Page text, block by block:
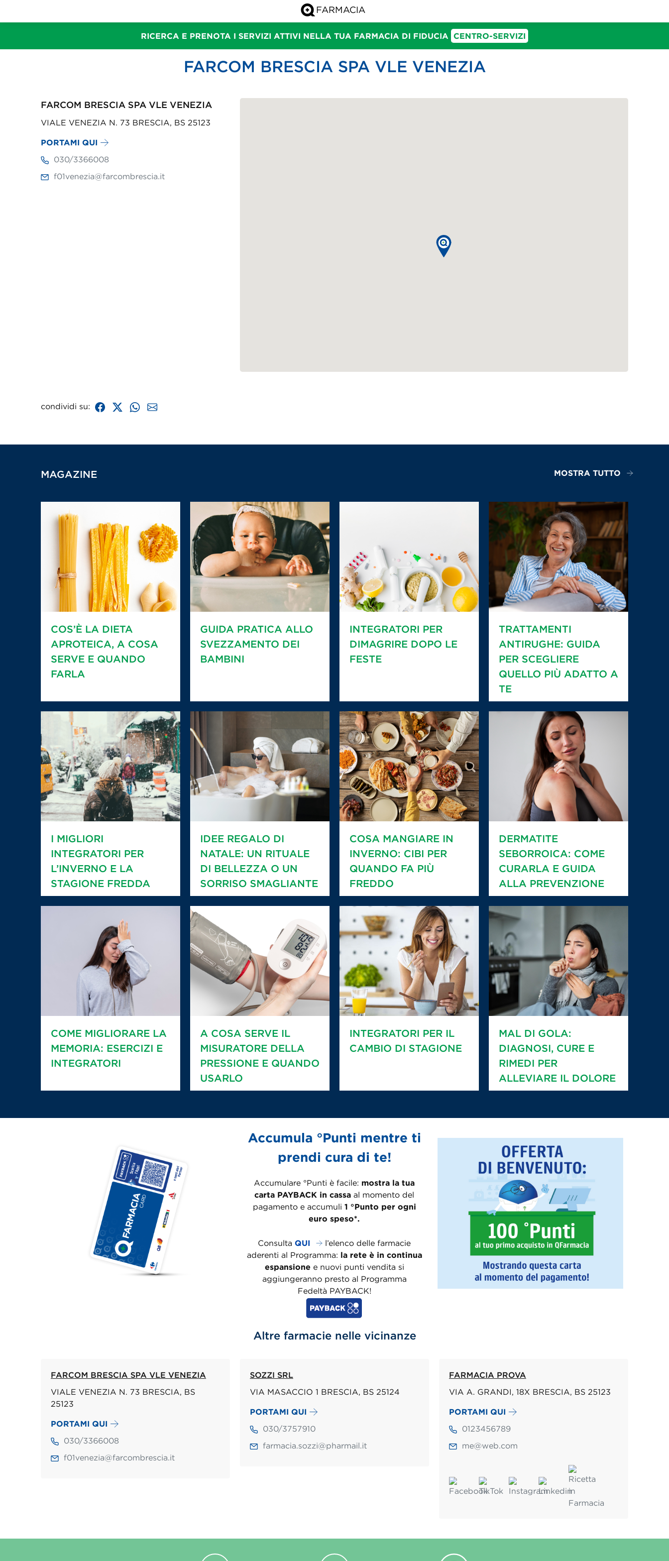
RICERCA E PRENOTA I SERVIZI ATTIVI NELLA TUA FARMACIA DI FIDUCIA CENTRO-SERVIZI
FARCOM BRESCIA SPA VLE VENEZIA
FARCOM BRESCIA SPA VLE VENEZIA
VIALE VENEZIA N. 73 BRESCIA, BS 25123
PORTAMI QUI
030/3366008
f01venezia@farcombrescia.it
condividi su:
MAGAZINE MOSTRA TUTTO
COS’È LA DIETA
APROTEICA, A COSA
SERVE E QUANDO
FARLA
GUIDA PRATICA ALLO
SVEZZAMENTO DEI
BAMBINI
INTEGRATORI PER
DIMAGRIRE DOPO LE
FESTE
TRATTAMENTI
ANTIRUGHE: GUIDA
PER SCEGLIERE
QUELLO PIÙ ADATTO A
TE
I MIGLIORI
INTEGRATORI PER
L’INVERNO E LA
STAGIONE FREDDA
IDEE REGALO DI
NATALE: UN RITUALE
DI BELLEZZA O UN
SORRISO SMAGLIANTE
COSA MANGIARE IN
INVERNO: CIBI PER
QUANDO FA PIÙ
FREDDO
DERMATITE
SEBORROICA: COME
CURARLA E GUIDA
ALLA PREVENZIONE
COME MIGLIORARE LA
MEMORIA: ESERCIZI E
INTEGRATORI
A COSA SERVE IL
MISURATORE DELLA
PRESSIONE E QUANDO
USARLO
INTEGRATORI PER IL
CAMBIO DI STAGIONE
MAL DI GOLA:
DIAGNOSI, CURE E
RIMEDI PER
ALLEVIARE IL DOLORE
Accumula °Punti mentre ti
prendi cura di te!
Accumulare °Punti è facile: mostra la tua
carta PAYBACK in cassa al momento del
pagamento e accumuli 1 °Punto per ogni
euro speso*.
ConsultaQUI
l’elenco delle farmacie
aderenti al Programma: la rete è in continua
espansione e nuovi punti vendita si
aggiungeranno presto al Programma
Fedeltà PAYBACK!
Altre farmacie nelle vicinanze
FARCOM BRESCIA SPA VLE VENEZIA
VIALE VENEZIA N. 73 BRESCIA, BS
25123
PORTAMI QUI
030/3366008
f01venezia@farcombrescia.it
SOZZI SRL
VIA MASACCIO 1 BRESCIA, BS 25124
PORTAMI QUI
030/3757910
farmacia.sozzi@pharmail.it
FARMACIA PROVA
VIA A. GRANDI, 18X BRESCIA, BS 25123
PORTAMI QUI
0123456789
me@web.com